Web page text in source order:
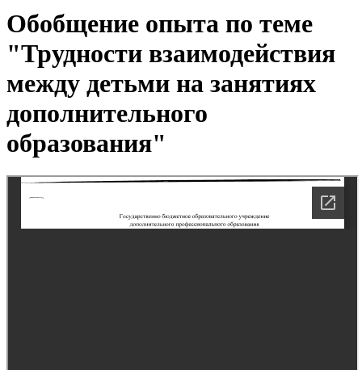
Обобщение опыта по теме
"Трудности взаимодействия
между детьми на занятиях
дополнительного
образования"